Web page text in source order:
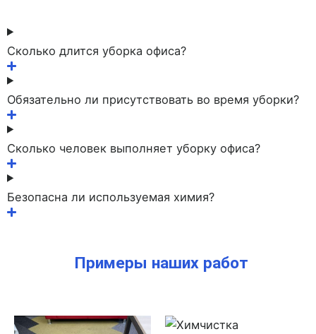
Сколько длится уборка офиса?
Обязательно ли присутствовать во время уборки?
Сколько человек выполняет уборку офиса?
Безопасна ли используемая химия?
Примеры наших работ